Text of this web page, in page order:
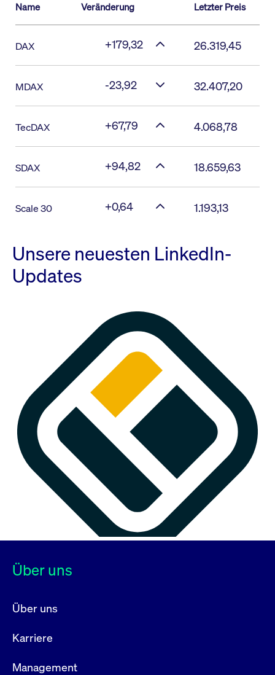
Name Veränderung Letzter Preis
DAX +179,32 26.319,45
MDAX -23,92 32.407,20
TecDAX +67,79 4.068,78
SDAX +94,82 18.659,63
Scale 30 +0,64 1.193,13
Unsere neuesten LinkedIn-
Updates
Über uns
Über uns
Karriere
Management